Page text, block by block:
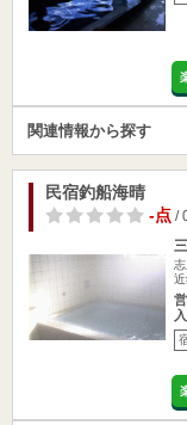
関連情報から探す
民宿釣船海晴
-点/